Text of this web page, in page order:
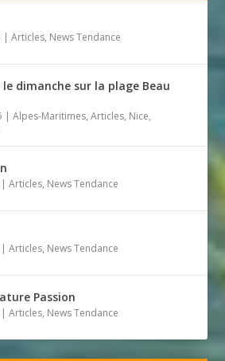
|Articles, News Tendance
le dimanche sur la plage Beau
|Alpes-Maritimes,Articles, Nice,
|Articles, News Tendance
|Articles, News Tendance
Passion
|Articles, News Tendance